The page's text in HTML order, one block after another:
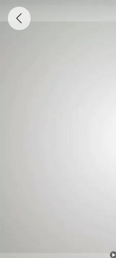
仿真集装型 海艺坊